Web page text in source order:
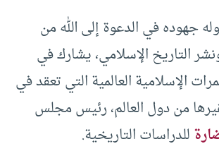
جهوده في الدعوة إلى الله من
التاريخ الإسلامي، يشارك في
الإسلامية العالمية التي تعقد في
من دول العالم، رئيس مجلس
للدراسات التاريخية.